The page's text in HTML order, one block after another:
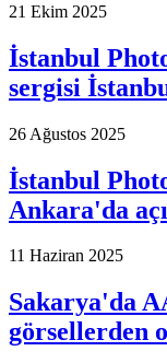
21 Ekim 2025
İstanbul
sergisi
26 Ağustos 2025
İstanbul
Ankara'da
11 Haziran 2025
Sakarya'da
görsellerden